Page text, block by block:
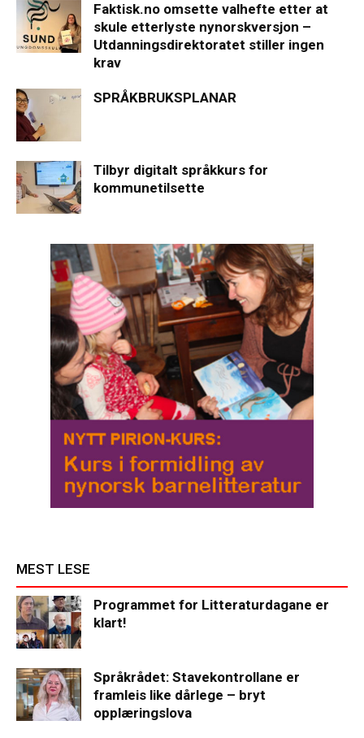
Faktisk.no omsette valhefte etter at
skule etterlyste nynorskversjon –
Utdanningsdirektoratet stiller ingen
krav
SPRÅKBRUKSPLANAR
Tilbyr digitalt språkkurs for
kommunetilsette
MEST LESE
Programmet for Litteraturdagane er
klart!
Språkrådet: Stavekontrollane er
framleis like dårlege – bryt
opplæringslova